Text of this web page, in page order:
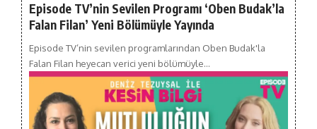
Episode TV’nin Sevilen Programı ‘Oben Budak’la
Falan Filan’ Yeni Bölümüyle Yayında
Episode TV’nin sevilen programlarından Oben Budak'la
Falan Filan heyecan verici yeni bölümüyle…